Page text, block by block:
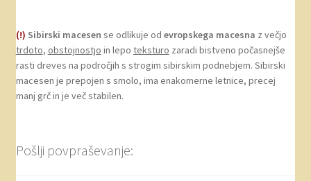
(!) Sibirski macesen se odlikuje od evropskega macesna z večjo
trdoto, obstojnostjo in lepo teksturo zaradi bistveno počasnejše
rasti dreves na področjih s strogim sibirskim podnebjem. Sibirski
macesen je prepojen s smolo, ima enakomerne letnice, precej
manj grč in je več stabilen.
Pošlji povpraševanje: